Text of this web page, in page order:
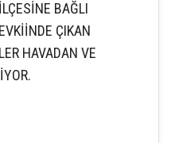
BAĞLI
ÇIKAN
HAVADAN VE